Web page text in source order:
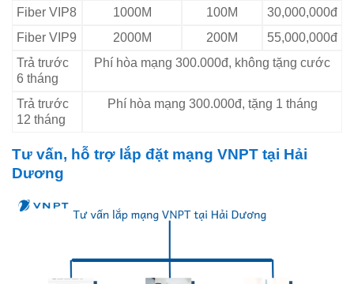
Fiber VIP8
1000M 100M
30,000,000đ
Fiber VIP9
2000M 200M
55,000,000đ
Trả trước
6 tháng
Phí hòa mạng 300.000đ, không tặng cước
Trả trước
12 tháng
Phí hòa mạng 300.000đ, tặng 1 tháng
Tư vấn, hỗ trợ lắp đặt mạng VNPT tại Hải
Dương